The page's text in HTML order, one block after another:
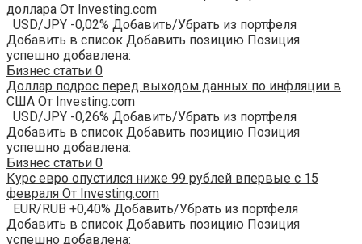
доллара От Investing.com
USD/JPY -0,02% Добавить/Убрать из портфеля
Добавить в список Добавить позицию Позиция
успешно добавлена:
Бизнес статьи 0
Доллар подрос перед выходом данных по инфляции в
США От Investing.com
USD/JPY -0,26% Добавить/Убрать из портфеля
Добавить в список Добавить позицию Позиция
успешно добавлена:
Бизнес статьи 0
Курс евро опустился ниже 99 рублей впервые с 15
февраля От Investing.com
EUR/RUB +0,40% Добавить/Убрать из портфеля
Добавить в список Добавить позицию Позиция
успешно добавлена: